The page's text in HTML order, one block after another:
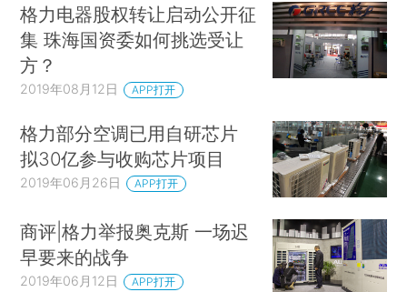
格力电器股权转让启动公开征
集 珠海国资委如何挑选受让
方？
2019年08月12日 APP打开
格力部分空调已用自研芯片
拟30亿参与收购芯片项目
2019年06月26日 APP打开
商评|格力举报奥克斯 一场迟
早要来的战争
2019年06月12日 APP打开